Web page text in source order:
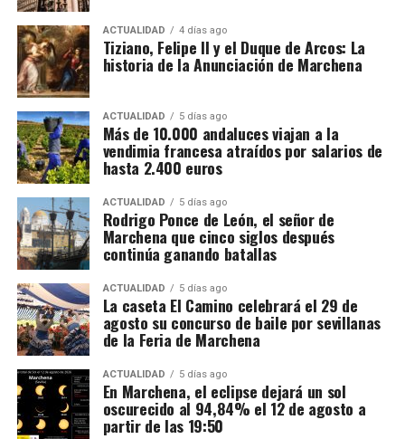
La chirigota «Los Triana» de Marchena, Sevilla, se ha
consolidado como una agrupación destacada en el
panorama carnavalesco andaluz desde su formación
en 2017.
En 2017: debutaron con la chirigota «Los Triana»,
presentando un personaje que refleja la
idiosincrasia local con humor y desparpajo. En 2018
fueron «Los Remedios», continuando su línea de
sátira social y costumbrista. En 2019 presentaron «A
las 11 nos vemos», una propuesta que combina
comicidad con reivindicaciones. En 2020: Con «Se me
acabó el cuento», logran el primer premio en el
concurso provincial de Arahal, consolidando su
reputación en la escena carnavalesca sevillana.
ACTUALIDAD 4 días ago
Tiziano, Felipe II y el Duque de Arcos: La
historia de la Anunciación de Marchena
ACTUALIDAD 5 días ago
Más de 10.000 andaluces viajan a la
vendimia francesa atraídos por salarios de
hasta 2.400 euros
ACTUALIDAD 5 días ago
Rodrigo Ponce de León, el señor de
Marchena que cinco siglos después
continúa ganando batallas
ACTUALIDAD 5 días ago
La caseta El Camino celebrará el 29 de
agosto su concurso de baile por sevillanas
de la Feria de Marchena
ACTUALIDAD 5 días ago
En Marchena, el eclipse dejará un sol
oscurecido al 94,84% el 12 de agosto a
partir de las 19:50